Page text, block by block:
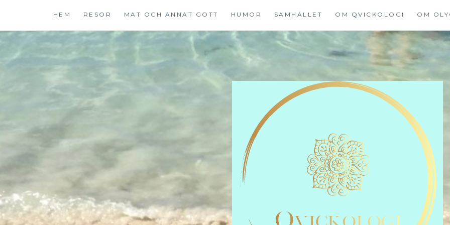
innehåll
HEM RESOR MAT OCH ANNAT GOTT HUMOR SAMHÄLLET OM QVICKOLOGI OM